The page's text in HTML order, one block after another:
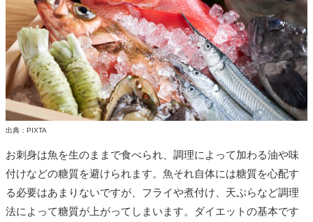
出典：PIXTA
お刺身は魚を生のままで食べられ、調理によって加わる油や味
付けなどの糖質を避けられます。魚それ自体には糖質を心配す
る必要はあまりないですが、フライや煮付け、天ぷらなど調理
法によって糖質が上がってしまいます。ダイエットの基本です